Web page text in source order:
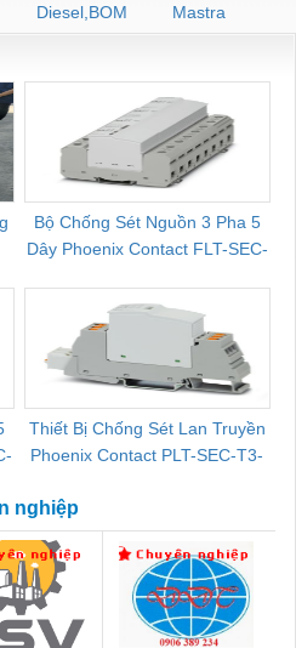
Diesel,BOM
CHUA CHAY
Mastra
Bộ Chống Sét Nguồn 3 Pha 5
Dây Phoenix Contact FLT-SEC-
Thiết Bị Chống Sét Lan Truyền
Phoenix Contact PLT-SEC-T3-
nghiệp